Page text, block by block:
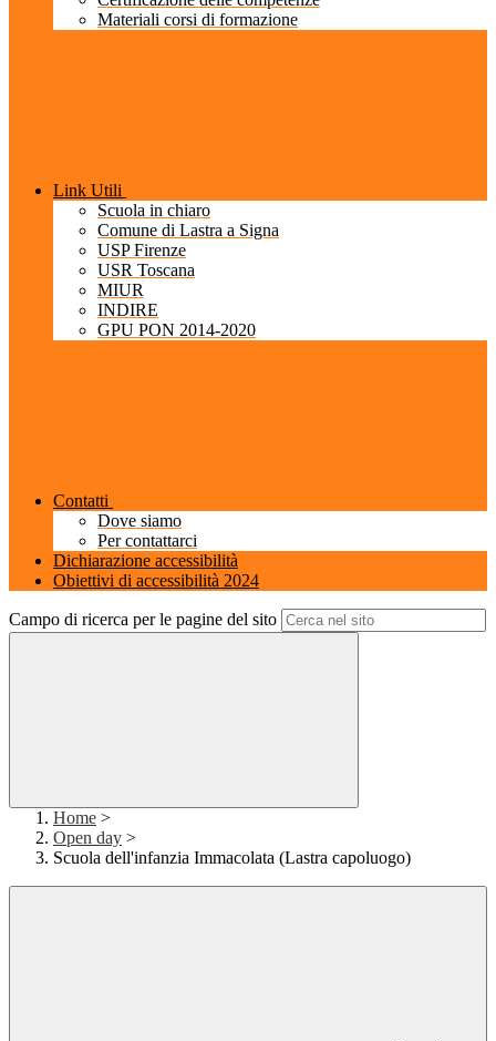
Materiali corsi di formazione
Link Utili
Scuola in chiaro
Comune di Lastra a Signa
USP Firenze
USR Toscana
MIUR
INDIRE
GPU PON 2014-2020
Contatti
Dove siamo
Per contattarci
Dichiarazione accessibilità
Obiettivi di accessibilità 2024
Campo di ricerca per le pagine del sito
Home >
Open day >
Scuola dell'infanzia Immacolata (Lastra capoluogo)